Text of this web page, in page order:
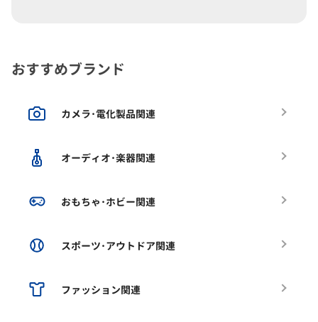
おすすめブランド
カメラ･電化製品関連
オーディオ･楽器関連
おもちゃ･ホビー関連
スポーツ･アウトドア関連
ファッション関連